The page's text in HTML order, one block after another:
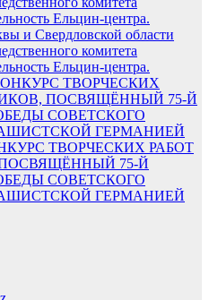
и Свердловской области
комитета
Ельцин-центра.
ТВОРЧЕСКИХ РАБОТ
75-Й
СОВЕТСКОГО
ГЕРМАНИЕЙ